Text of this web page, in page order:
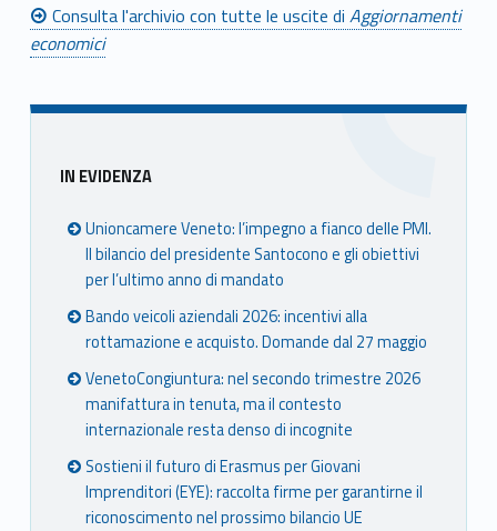
Consulta l'archivio con tutte le uscite di Aggiornamenti
economici
Skip back to main navigation
Sidebar
IN EVIDENZA
Unioncamere Veneto: l’impegno a fianco delle PMI.
Il bilancio del presidente Santocono e gli obiettivi
per l’ultimo anno di mandato
Bando veicoli aziendali 2026: incentivi alla
rottamazione e acquisto. Domande dal 27 maggio
VenetoCongiuntura: nel secondo trimestre 2026
manifattura in tenuta, ma il contesto
internazionale resta denso di incognite
Sostieni il futuro di Erasmus per Giovani
Imprenditori (EYE): raccolta firme per garantirne il
riconoscimento nel prossimo bilancio UE